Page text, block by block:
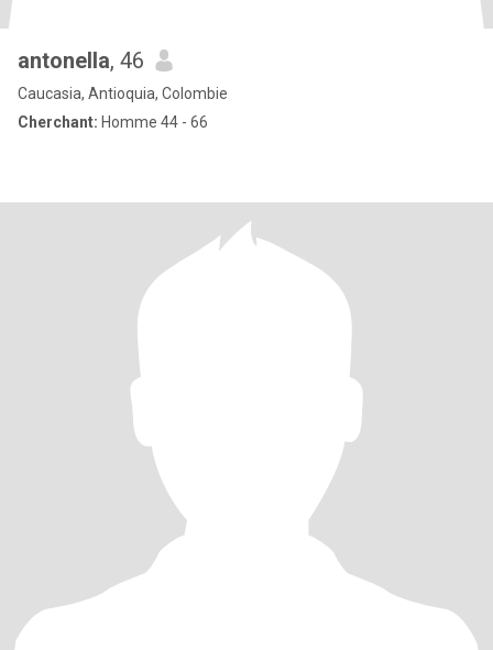
antonella, 46
Caucasia, Antioquia, Colombie
Cherchant: Homme 44 - 66